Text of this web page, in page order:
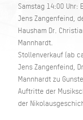
Samstag 14:00 Uhr:
Jens Zangenfeind,
Hausham Dr.
Mannhardt.
Stollenverkauf (ab
Jens Zangenfeind,
Mannhardt zu
Auftritte der
der